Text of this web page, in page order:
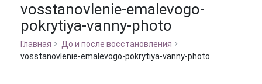
vosstanovlenie-emalevogo-
pokrytiya-vanny-photo
Главная
До и после восстановления
vosstanovlenie-emalevogo-pokrytiya-vanny-photo